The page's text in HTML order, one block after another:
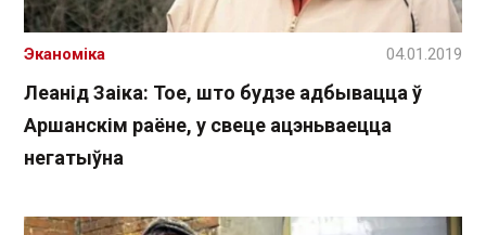
Леанід Заіка: Тое, што будзе адбывацца ў
Аршанскім раёне, у свеце ацэньваецца
негатыўна
Эканоміка 04.01.2019